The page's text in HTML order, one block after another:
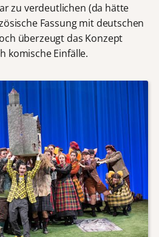
zu verdeutlichen (da hätte
Fassung mit deutschen
überzeugt das Konzept
komische Einfälle.